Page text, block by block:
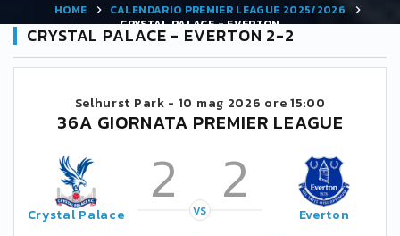
HOME
CALENDARIO PREMIER LEAGUE 2025/2026
CRYSTAL PALACE - EVERTON
CRYSTAL PALACE - EVERTON 2-2
Selhurst Park - 10 mag 2026 ore 15:00
36A GIORNATA PREMIER LEAGUE
Crystal Palace 2 2
VS Everton